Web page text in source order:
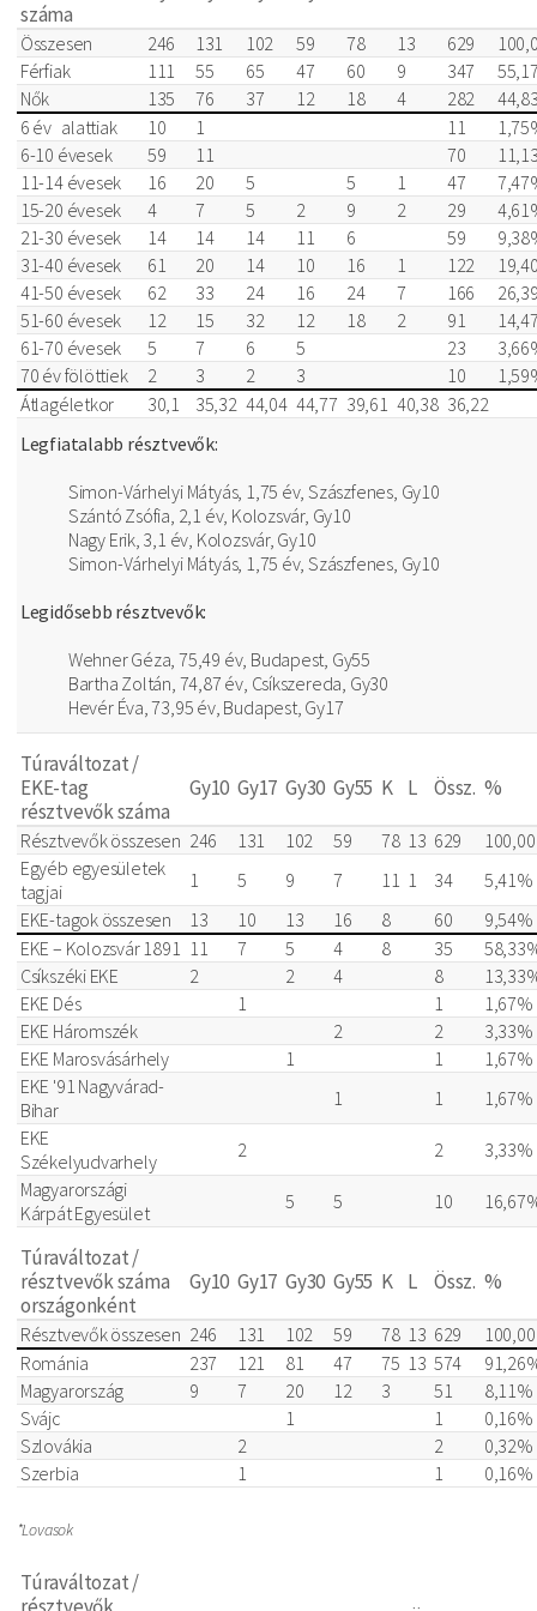
száma
Összesen 246 131 102 59 78 13 629
Férfiak
111 55 65 47 60 9 347
Nők
135 76 37 12 18 4 282
6 év alattiak
10 1 11
6-10 évesek
59 11 70
11-14 évesek
16 20 5 5 1 47
15-20 évesek
4 7 5 2 9 2 29
21-30 évesek
14 14 14 11 6 59
31-40 évesek
61 20 14 10 16 1 122
41-50 évesek
62 33 24 16 24 7 166
51-60 évesek
12 15 32 12 18 2 91
61-70 évesek
5 7 6 5 23
70 év fölöttiek
2 3 2 3 10
Átlagéletkor
30,1 35,32 44,04 44,77 39,61 40,38 36,22
Legfiatalabb résztvevők:
Simon-Várhelyi Mátyás, 1,75 év, Szászfenes, Gy10
Szántó Zsófia, 2,1 év, Kolozsvár, Gy10
Nagy Erik, 3,1 év, Kolozsvár, Gy10
Simon-Várhelyi Mátyás, 1,75 év, Szászfenes, Gy10
Legidősebb résztvevők:
Wehner Géza, 75,49 év, Budapest, Gy55
Bartha Zoltán, 74,87 év, Csíkszereda, Gy30
Hevér Éva, 73,95 év, Budapest, Gy17
Túraváltozat /
EKE-tag
résztvevők száma
Gy10 Gy17 Gy30 Gy55 K L Össz. %
Résztvevők összesen 246 131 102 59 78 13 629
Egyéb egyesületek
tagjai
1 5 9 7 11 1 34
5,41%
EKE-tagok összesen
13 10 13 16 8 60
9,54%
EKE – Kolozsvár 1891 11 7 5 4 8 35
Csíkszéki EKE
2 2 4 8
EKE Dés
1 1
1,67%
EKE Háromszék
2 2
3,33%
EKE Marosvásárhely
1 1
1,67%
EKE '91 Nagyvárad-
Bihar
1 1
1,67%
EKE
Székelyudvarhely
2 2
3,33%
Magyarországi
Kárpát Egyesület
5 5 10
Túraváltozat /
résztvevők száma
országonként
Gy10 Gy17 Gy30 Gy55 K L Össz. %
Résztvevők összesen 246 131 102 59 78 13 629
Románia
237 121 81 47 75 13 574
Magyarország
9 7 20 12 3 51
8,11%
Svájc
1 1
0,16%
Szlovákia
2 2
0,32%
Szerbia
1 1 0,16%
*Lovasok
Túraváltozat /